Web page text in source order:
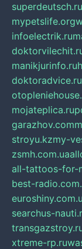
superdeutsch.ru
mypetslife.org
infoelectrik.ru
manikjurinfo.ru
doktoradvice.ru
mojateplica.ru
garazhov.com
stroyu.kzmy-
zsmh.com.ua
all-tattoos-for-
best-
searchus-
xtreme-rp.ru